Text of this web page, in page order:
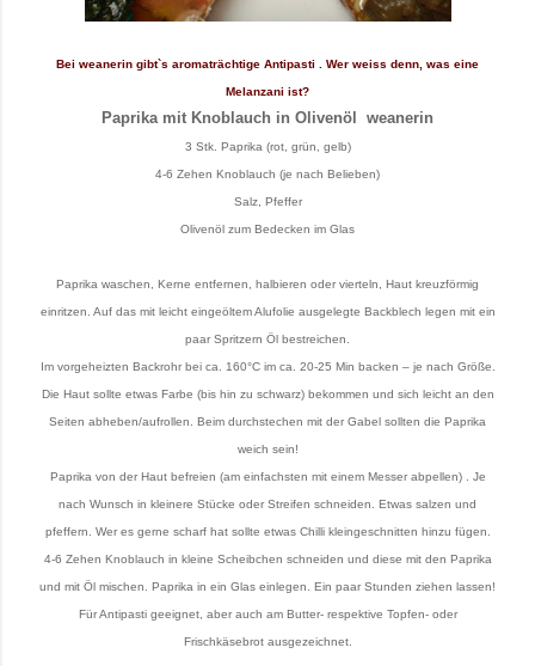
Bei weanerin gibt`s aromaträchtige Antipasti . Wer weiss denn, was eine
Melanzani ist?
Paprika mit Knoblauch in Olivenöl weanerin
3 Stk. Paprika (rot, grün, gelb)
4-6 Zehen Knoblauch (je nach Belieben)
Salz, Pfeffer
Olivenöl zum Bedecken im Glas
Paprika waschen, Kerne entfernen, halbieren oder vierteln, Haut kreuzförmig
einritzen. Auf das mit leicht eingeöltem Alufolie ausgelegte Backblech legen mit ein
paar Spritzern Öl bestreichen.
Im vorgeheizten Backrohr bei ca. 160°C im ca. 20-25 Min backen – je nach Größe.
Die Haut sollte etwas Farbe (bis hin zu schwarz) bekommen und sich leicht an den
Seiten abheben/aufrollen. Beim durchstechen mit der Gabel sollten die Paprika
weich sein!
Paprika von der Haut befreien (am einfachsten mit einem Messer abpellen) . Je
nach Wunsch in kleinere Stücke oder Streifen schneiden. Etwas salzen und
pfeffern. Wer es gerne scharf hat sollte etwas Chilli kleingeschnitten hinzu fügen.
4-6 Zehen Knoblauch in kleine Scheibchen schneiden und diese mit den Paprika
und mit Öl mischen. Paprika in ein Glas einlegen. Ein paar Stunden ziehen lassen!
Für Antipasti geeignet, aber auch am Butter- respektive Topfen- oder
Frischkäsebrot ausgezeichnet.